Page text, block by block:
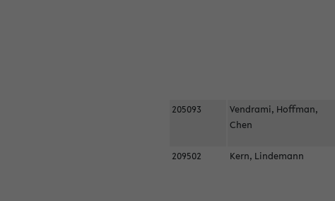
205093
Vendrami, Hoffman,
Chen
209502 Kern, Lindemann